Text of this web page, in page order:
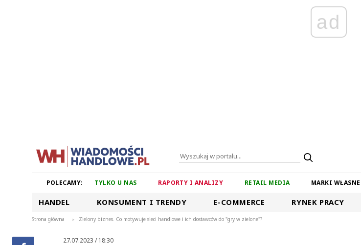
ad
POLECAMY: TYLKO U NAS RAPORTY I ANALIZY RETAIL MEDIA MARKI WŁASNE
HANDEL KONSUMENT I TRENDY E-COMMERCE RYNEK PRACY
Strona główna > Zielony biznes. Co motywuje sieci handlowe i ich dostawców do "gry w zielone"?
27.07.2023 / 18:30